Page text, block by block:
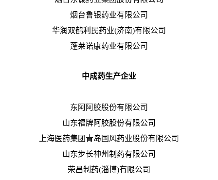
烟台鲁银药业有限公司
华润双鹤利民药业(济南)有限公司
蓬莱诺康药业有限公司
中成药生产企业
东阿阿胶股份有限公司
山东福牌阿胶股份有限公司
上海医药集团青岛国风药业股份有限公司
山东步长神州制药有限公司
荣昌制药(淄博)有限公司